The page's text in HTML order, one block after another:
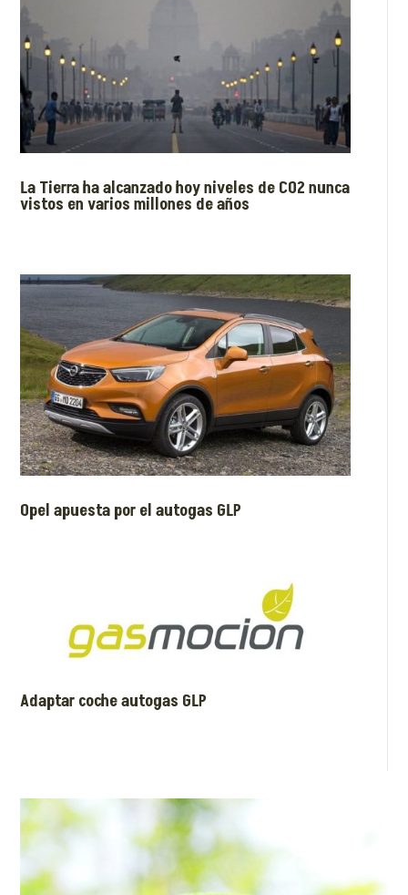
La Tierra ha alcanzado hoy niveles de CO2 nunca
vistos en varios millones de años
Opel apuesta por el autogas GLP
Adaptar coche autogas GLP